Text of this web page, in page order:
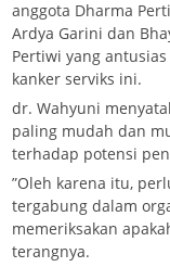
anggota Dharma
Ardya Garini dan
Pertiwi yang
kanker serviks ini.
dr. Wahyuni
paling mudah dan
terhadap potensi
”Oleh karena itu,
tergabung dalam
memeriksakan
terangnya.